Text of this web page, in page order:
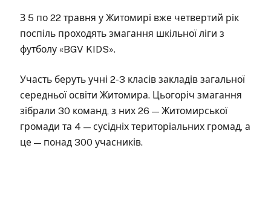
З 5 по 22 травня у Житомирі вже четвертий рік
поспіль проходять змагання шкільної ліги з
футболу «BGV KIDS».
Участь беруть учні 2-3 класів закладів загальної
середньої освіти Житомира. Цьогоріч змагання
зібрали 30 команд, з них 26 — Житомирської
громади та 4 — сусідніх територіальних громад, а
це — понад 300 учасників.